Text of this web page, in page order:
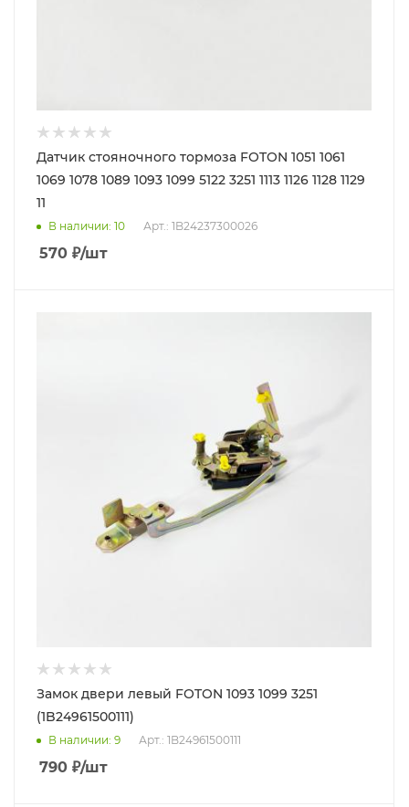
Датчик стояночного тормоза FOTON 1051 1061
1069 1078 1089 1093 1099 5122 3251 1113 1126 1128 1129
11
В наличии: 10 Арт.: 1B24237300026
570 ₽/шт
Замок двери левый FOTON 1093 1099 3251
(1B24961500111)
В наличии: 9 Арт.: 1B24961500111
790 ₽/шт